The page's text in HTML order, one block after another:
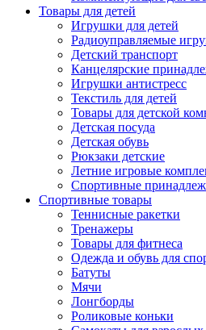
Товары для детей
Игрушки для детей
Радиоуправляемые
Детский транспорт
Канцелярские
Игрушки антистресс
Текстиль для детей
Товары для детской
Детская посуда
Детская обувь
Рюкзаки детские
Летние игровые
Спортивные
Спортивные товары
Теннисные ракетки
Тренажеры
Товары для фитнеса
Одежда и обувь для
Батуты
Мячи
Лонгборды
Роликовые коньки